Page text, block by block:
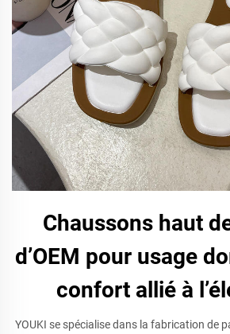
Chaussons haut
d’OEM pour usage
confort allié à
YOUKI se spécialise dans la fabrication de